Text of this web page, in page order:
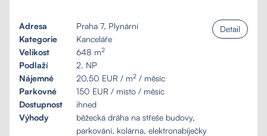
Adresa
Praha 7, Plynární
Kategorie
Kanceláře
Velikost
648 m2
Podlaží
2. NP
Nájemné
20,50 EUR / m2 / měsíc
Parkovné
150 EUR / místo / měsíc
Dostupnost
ihned
Výhody
běžecká dráha na střeše budovy,
parkování, kolárna, elektronabíječky
Detail